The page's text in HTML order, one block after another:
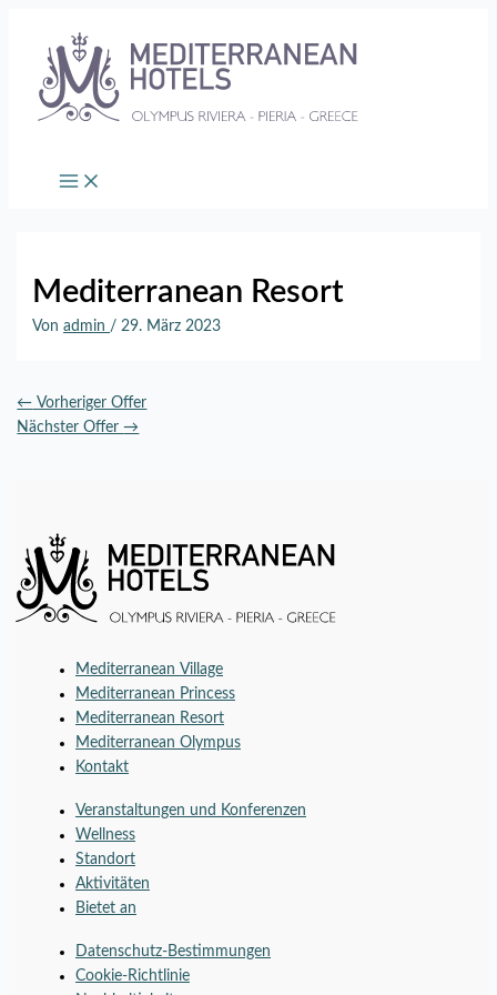
springen
Mediterranean Resort
Vonadmin /29. März 2023
← Vorheriger Offer
Nächster Offer→
Mediterranean Village
Mediterranean Princess
Mediterranean Resort
Mediterranean Olympus
Kontakt
Veranstaltungen und Konferenzen
Wellness
Standort
Aktivitäten
Bietet an
Datenschutz-Bestimmungen
Cookie-Richtlinie